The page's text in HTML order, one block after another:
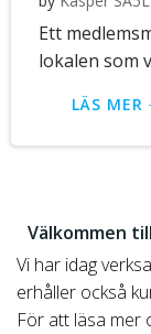
Ett
lokalen som
LÄS MER
Välkommen till
Vi har idag
erhåller också
För att läsa mer